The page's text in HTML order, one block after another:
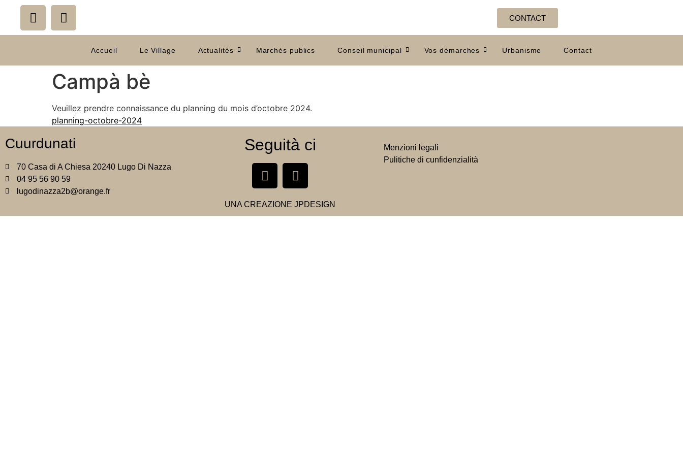
CONTACT
Accueil Le Village Actualités Marchés publics Conseil municipal Vos démarches Urbanisme Contact
Campà bè
Veuillez prendre connaissance du planning du mois d’octobre 2024.
planning-octobre-2024
Cuurdunati
70 Casa di A Chiesa 20240 Lugo Di Nazza
04 95 56 90 59
lugodinazza2b@orange.fr
Seguità ci
UNA CREAZIONEJPDESIGN
Menzioni legali
Pulitiche di cunfidenzialità